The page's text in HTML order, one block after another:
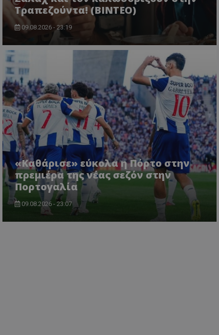
Τραπεζούντα! (ΒΙΝΤΕΟ)
09.08.2026 - 23:19
«Καθάρισε» εύκολα η Πόρτο στην
πρεμιέρα της νέας σεζόν στην
Πορτογαλία
09.08.2026 - 23:07